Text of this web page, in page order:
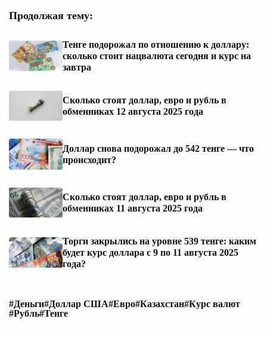
Продолжая тему:
Тенге подорожал по отношению к доллару:
сколько стоит нацвалюта сегодня и курс на
завтра
Сколько стоят доллар, евро и рубль в
обменниках 12 августа 2025 года
Доллар снова подорожал до 542 тенге — что
происходит?
Сколько стоят доллар, евро и рубль в
обменниках 11 августа 2025 года
Торги закрылись на уровне 539 тенге: каким
будет курс доллара с 9 по 11 августа 2025
года?
#Деньги#Доллар США#Евро#Казахстан#Курс валют
#Рубль#Тенге